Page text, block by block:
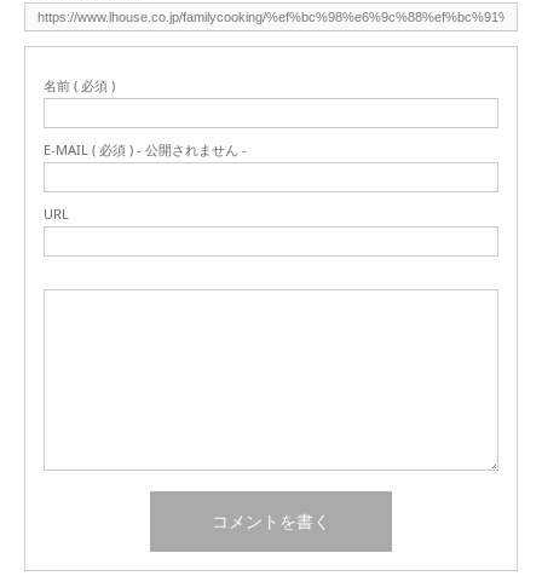
名前 ( 必須 )
E-MAIL ( 必須 ) - 公開されません -
URL